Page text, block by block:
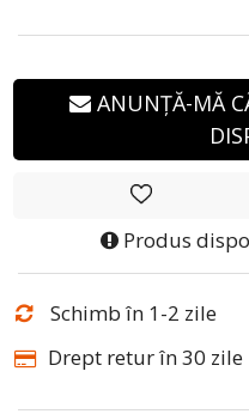
ANUNȚĂ-MĂ
Produs
Schimb în 1-2 zile
Drept retur în 30 zile